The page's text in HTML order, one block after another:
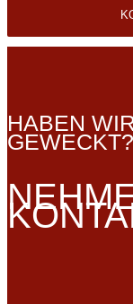
HABEN
GEWECKT?